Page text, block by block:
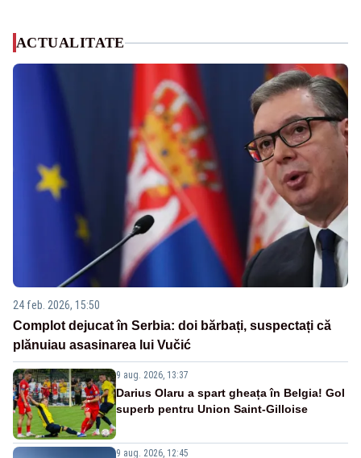
ACTUALITATE
24 feb. 2026, 15:50
Complot dejucat în Serbia: doi bărbați, suspectați că
plănuiau asasinarea lui Vučić
9 aug. 2026, 13:37
Darius Olaru a spart gheața în Belgia! Gol
superb pentru Union Saint-Gilloise
9 aug. 2026, 12:45